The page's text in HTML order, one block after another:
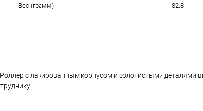
Вес (грамм) 82.8
с лакированным корпусом и золотистыми деталями